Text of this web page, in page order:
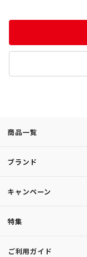
商品一覧
ブランド
キャンペーン
特集
ご利用ガイド